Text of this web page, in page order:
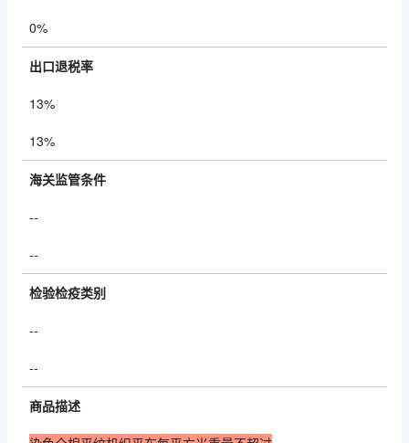
0%
出口退税率
13%
13%
海关监管条件
--
--
检验检疫类别
--
--
商品描述